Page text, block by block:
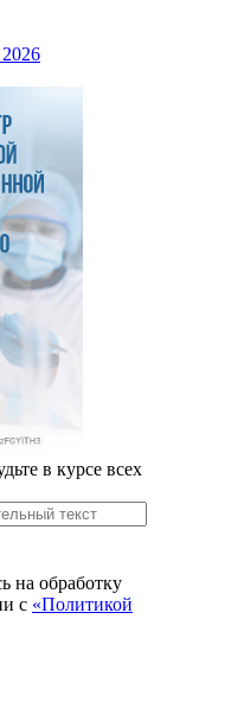
в курсе всех
на обработку
с «Политикой